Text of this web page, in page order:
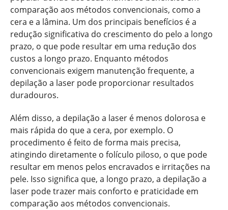
comparação aos métodos convencionais, como a
cera e a lâmina. Um dos principais benefícios é a
redução significativa do crescimento do pelo a longo
prazo, o que pode resultar em uma redução dos
custos a longo prazo. Enquanto métodos
convencionais exigem manutenção frequente, a
depilação a laser pode proporcionar resultados
duradouros.
Além disso, a depilação a laser é menos dolorosa e
mais rápida do que a cera, por exemplo. O
procedimento é feito de forma mais precisa,
atingindo diretamente o folículo piloso, o que pode
resultar em menos pelos encravados e irritações na
pele. Isso significa que, a longo prazo, a depilação a
laser pode trazer mais conforto e praticidade em
comparação aos métodos convencionais.